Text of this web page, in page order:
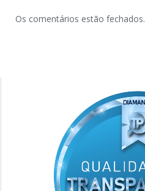
Os comentários estão fechados.